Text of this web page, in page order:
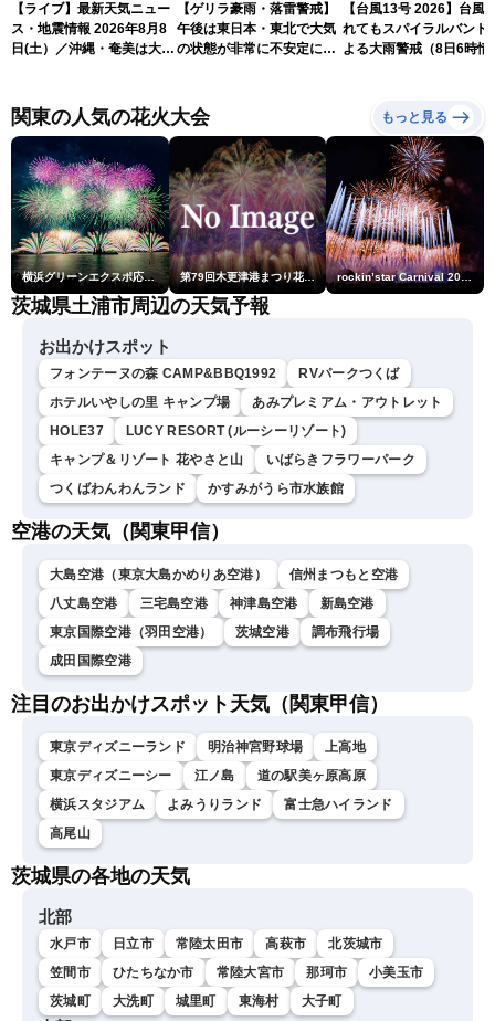
【ライブ】最新天気ニュー
ス・地震情報 2026年8月8
日(土）／沖縄・奄美は大荒
ュースLiVEコーヒータイ
ム・青原桃香／山口剛央〉
【ゲリラ豪雨・落雷警戒】
午後は東日本・東北で大気
の状態が非常に不安定に
【台風13号 2026】台風
れてもスパイラルバンド
よる大雨警戒（8日6時情
関東の人気の花火大会 もっと見る
横浜グリーンエクスポ応援 みなとみらいフェスティバル「スカイシンフォニーinヨコハマ presented byコロワイド」 第79回木更津港まつり花火大会
茨城県土浦市周辺の天気予報
お出かけスポット
フォンテーヌの森 CAMP&BBQ1992
RVパークつくば
ホテルいやしの里 キャンプ場
あみプレミアム・アウトレット
HOLE37
LUCY RESORT (ルーシーリゾート)
キャンプ＆リゾート 花やさと山
いばらきフラワーパーク
つくばわんわんランド
かすみがうら市水族館
空港の天気（関東甲信）
大島空港（東京大島かめりあ空港）
信州まつもと空港
八丈島空港
三宅島空港 神津島空港
新島空港
東京国際空港（羽田空港）
茨城空港
調布飛行場
成田国際空港
注目のお出かけスポット天気（関東甲信）
東京ディズニーランド 明治神宮野球場
上高地
東京ディズニーシー
江ノ島
道の駅美ヶ原高原
横浜スタジアム
よみうりランド
富士急ハイランド
高尾山
茨城県の各地の天気
北部
水戸市 日立市 常陸太田市 高萩市
北茨城市
笠間市
ひたちなか市 常陸大宮市 那珂市
小美玉市
茨城町
大洗町 城里町 東海村 大子町